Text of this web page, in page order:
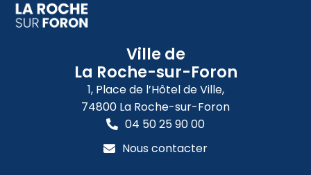
Ville de
La Roche-sur-Foron
1, Place de l’Hôtel de Ville,
74800 La Roche-sur-Foron
04 50 25 90 00
Nous contacter